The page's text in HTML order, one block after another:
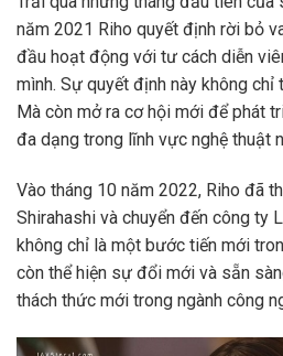
năm 2021 Riho quyết định rời bỏ
đầu hoạt động với tư cách diễn
mình. Sự quyết định này không chỉ
Mà còn mở ra cơ hội mới để phát
đa dạng trong lĩnh vực nghệ thuật
Vào tháng 10 năm 2022, Riho đã
Shirahashi và chuyển đến công ty
không chỉ là một bước tiến mới
còn thể hiện sự đổi mới và sẵn
thách thức mới trong ngành công